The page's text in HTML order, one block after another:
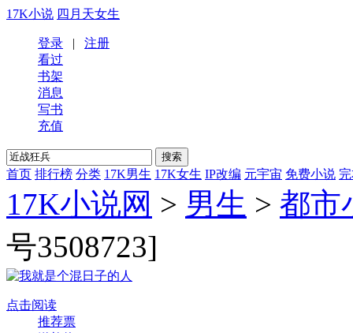
17K小说 四月天女生
登录 | 注册
看过
书架
消息
写书
充值
首页 排行榜 分类 17K男生 17K女生 IP改编 元宇宙 免费小说
17K小说网 > 男生 > 都市
号3508723]
点击阅读
推荐票